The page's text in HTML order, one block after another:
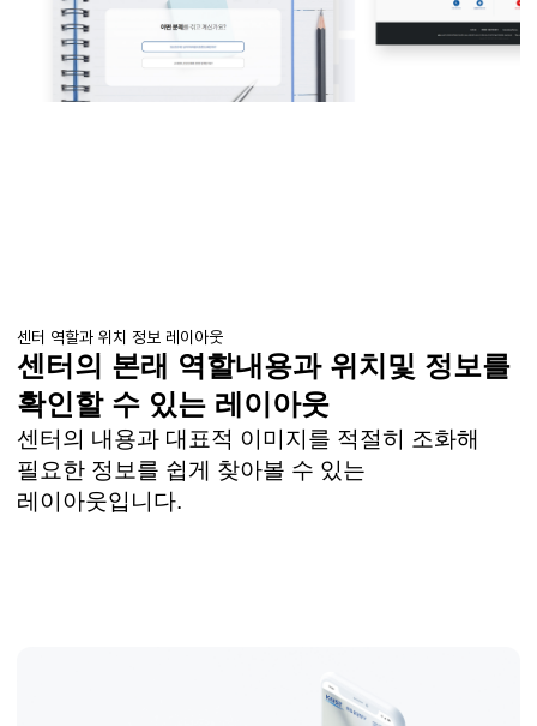
센터 역할과 위치 정보 레이아웃
센터의 본래 역할내용과 위치및 정보를
확인할 수 있는 레이아웃
센터의 내용과 대표적 이미지를 적절히 조화해
필요한 정보를 쉽게 찾아볼 수 있는
레이아웃입니다.